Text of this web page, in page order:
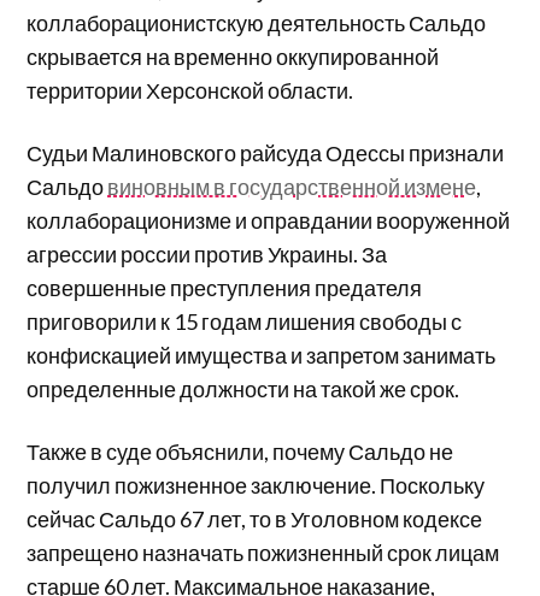
коллаборационистскую деятельность Сальдо
скрывается на временно оккупированной
территории Херсонской области.
Судьи Малиновского райсуда Одессы признали
Сальдовиновным в государственной измене,
коллаборационизме и оправдании вооруженной
агрессии россии против Украины. За
совершенные преступления предателя
приговорили к 15 годам лишения свободы с
конфискацией имущества и запретом занимать
определенные должности на такой же срок.
Также в суде объяснили, почему Сальдо не
получил пожизненное заключение. Поскольку
сейчас Сальдо 67 лет, то в Уголовном кодексе
запрещено назначать пожизненный срок лицам
старше 60 лет. Максимальное наказание,